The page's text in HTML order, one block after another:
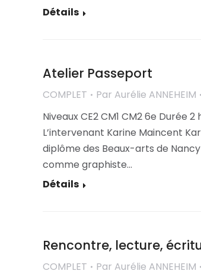
Détails
Atelier Passeport
COMPLET Par Aurélie ANNEHEIM
Niveaux CE2 CM1 CM2 6e
L’intervenant Karine Maincent
diplôme des Beaux-arts de
comme graphiste…
Détails
Rencontre, lecture,
COMPLET Par Aurélie ANNEHEIM